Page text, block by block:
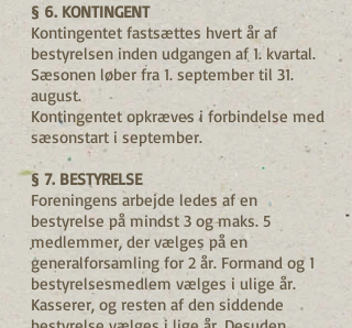
§ 6. KONTINGENT
Kontingentet fastsættes hvert år af
bestyrelsen inden udgangen af 1. kvartal.
Sæsonen løber fra 1. september til 31.
august.
Kontingentet opkræves i forbindelse med
sæsonstart i september.
§ 7. BESTYRELSE
Foreningens arbejde ledes af en
bestyrelse på mindst 3 og maks. 5
medlemmer, der vælges på en
generalforsamling for 2 år. Formand og 1
bestyrelsesmedlem vælges i ulige år.
Kasserer, og resten af den siddende